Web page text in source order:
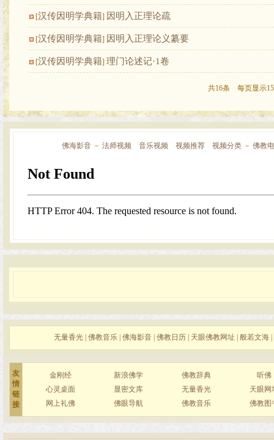
[汉传因明学典籍] 因明入正理论疏
[汉传因明学典籍] 因明入正理论义纂要
[汉传因明学典籍] 理门论述记·1卷
共16条 每页显示
佛海影音 － 法师视频 音乐视频 视频推荐 视频分类 － 佛教
无量香光 佛教音乐 佛海影音 佛教日历 天眼佛教网址 般若文海
友
情
链
接
金刚经 新浪佛学 佛教辞典
听佛
心灵桌面
显密文库 无量香光
天眼网
网上礼佛
佛眼导航 佛教音乐 佛教图